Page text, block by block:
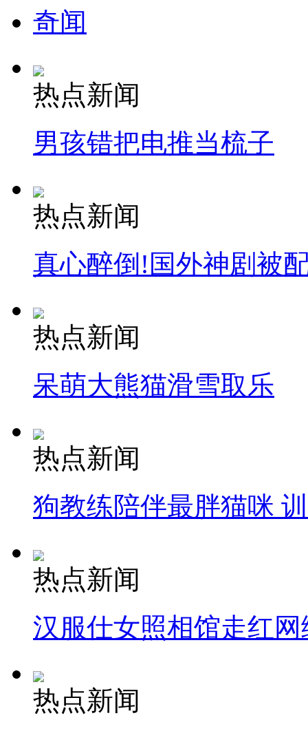
司机酒驾遇交警 急速倒车逃窜
奇闻
热点新闻
男孩错把电推当梳子
热点新闻
真心醉倒!国外神剧被
热点新闻
呆萌大熊猫滑雪取乐
热点新闻
狗教练陪伴最胖猫咪
热点新闻
汉服仕女照相馆走红网
热点新闻